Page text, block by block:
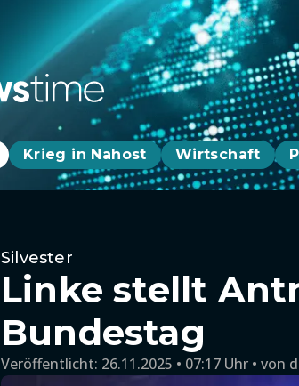
Krieg in Nahost Wirtschaft
Silvester
Linke stellt
Bundestag
Veröffentlicht: 26.11.2025 • 07:17 Uhr von